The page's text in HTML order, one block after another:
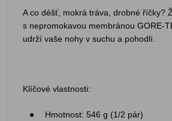
A co déšť, mokrá tráva, drobné říčky?
s nepromokavou membránou GORE-
udrží vaše nohy v suchu a pohodlí.
Klíčové vlastnosti:
Hmotnost: 546 g (1/2 pár)